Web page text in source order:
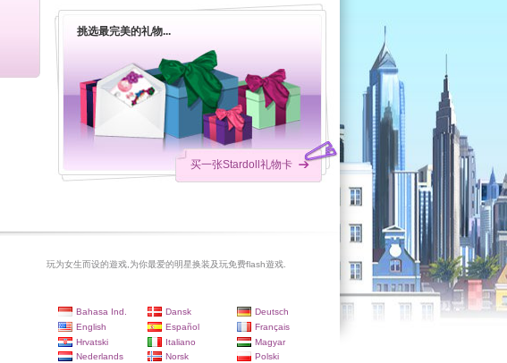
挑选最完美的礼物...
买一张Stardoll礼物卡
玩为女生而设的遊戏,为你最爱的明星换装及玩免费flash遊戏.
Bahasa Ind. Dansk
Deutsch
English
Español
Français
Hrvatski
Italiano
Magyar
Nederlands
Norsk Polski